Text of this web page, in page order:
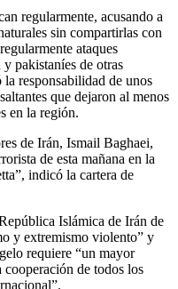
regularmente, acusando a
sin compartirlas con
ataques
pakistaníes de otras
responsabilidad de unos
que dejaron al menos
en la región.
de Irán, Ismail Baghaei,
de esta mañana en la
indicó la cartera de
Islámica de Irán de
y extremismo violento” y
requiere “un mayor
de todos los